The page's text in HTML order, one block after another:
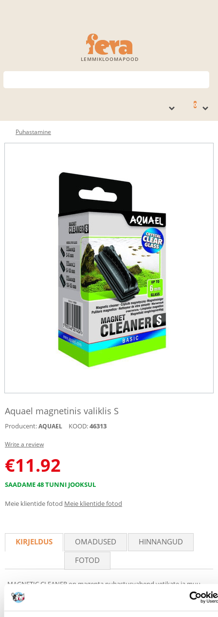
LEMMIKLOOMAPOOD
0
Puhastamine
Aquael magnetinis valiklis S
Producent:AQUAEL KOOD:46313
Write a review
€11.92
SAADAME 48 TUNNI JOOKSUL
Meie klientide fotod Meie klientide fotod
KIRJELDUS OMADUSED
HINNANGUD
FOTOD
MAGNETIC CLEANER on magenta puhastusvahend vetikate ja muu
mustuse eemaldamiseks magevee- ja mereakvaariumide
klaasklaasidelt. Selle pind on kaetud kareda, kuid õrna ja klaasile
ohutu kihiga. Puhastusvahend eemaldab isegi vastupidavad